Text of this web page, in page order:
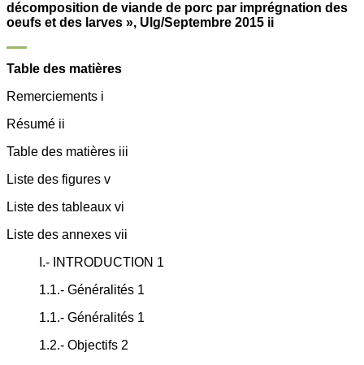
décomposition de viande de porc par imprégnation des
oeufs et des larves », Ulg/Septembre 2015 ii
Table des matières
Remerciements i
Résumé ii
Table des matières iii
Liste des figures v
Liste des tableaux vi
Liste des annexes vii
I.- INTRODUCTION 1
1.1.- Généralités 1
1.1.- Généralités 1
1.2.- Objectifs 2